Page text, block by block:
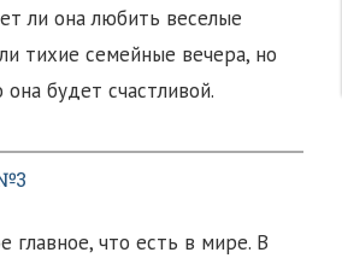
ли она любить веселые
тихие семейные вечера, но
будет счастливой.
главное, что есть в мире. В